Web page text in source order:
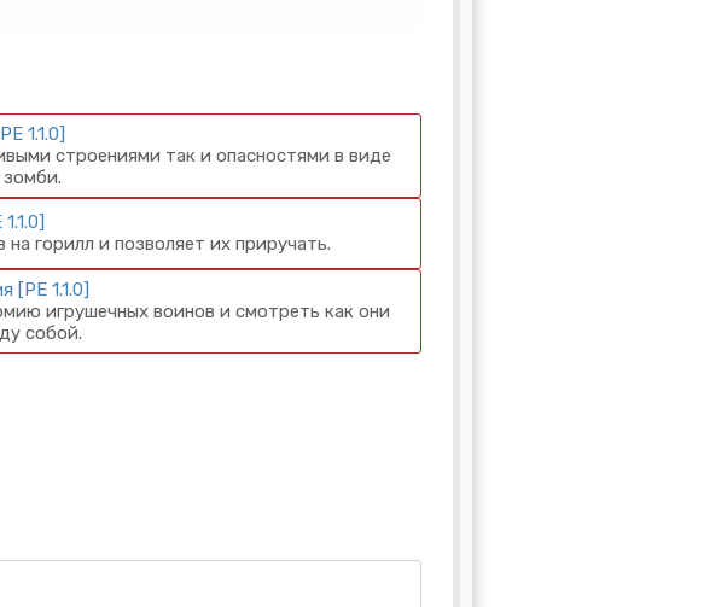
1.1.0]
строениями так и опасностями в виде
горилл и позволяет их приручать.
[PE 1.1.0]
игрушечных воинов и смотреть как они
собой.